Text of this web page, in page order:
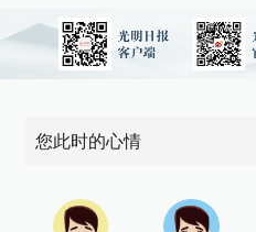
您此时的心情